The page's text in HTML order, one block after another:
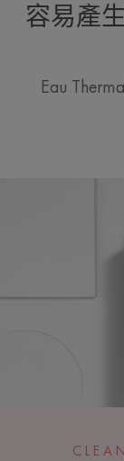
容易產
Eau